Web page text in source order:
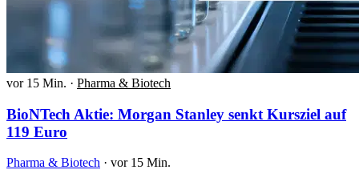
vor 15 Min. · Pharma & Biotech
BioNTech Aktie: Morgan Stanley senkt Kursziel auf
119 Euro
Pharma & Biotech · vor 15 Min.